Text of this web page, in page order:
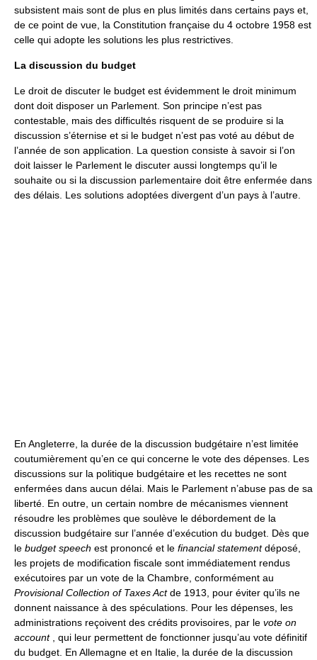
subsistent mais sont de plus en plus limités dans certains pays et,
de ce point de vue, la Constitution française du 4 octobre 1958 est
celle qui adopte les solutions les plus restrictives.
La discussion du budget
Le droit de discuter le budget est évidemment le droit minimum
dont doit disposer un Parlement. Son principe n’est pas
contestable, mais des difficultés risquent de se produire si la
discussion s’éternise et si le budget n’est pas voté au début de
l’année de son application. La question consiste à savoir si l’on
doit laisser le Parlement le discuter aussi longtemps qu’il le
souhaite ou si la discussion parlementaire doit être enfermée dans
des délais. Les solutions adoptées divergent d’un pays à l’autre.
En Angleterre, la durée de la discussion budgétaire n’est limitée
coutumièrement qu’en ce qui concerne le vote des dépenses. Les
discussions sur la politique budgétaire et les recettes ne sont
enfermées dans aucun délai. Mais le Parlement n’abuse pas de sa
liberté. En outre, un certain nombre de mécanismes viennent
résoudre les problèmes que soulève le débordement de la
discussion budgétaire sur l’année d’exécution du budget. Dès que
le budget speech est prononcé et le financial statementdéposé,
les projets de modification fiscale sont immédiatement rendus
exécutoires par un vote de la Chambre, conformément au
Provisional Collection of Taxes Actde 1913, pour éviter qu’ils ne
donnent naissance à des spéculations. Pour les dépenses, les
administrations reçoivent des crédits provisoires, par le vote on
account, qui leur permettent de fonctionner jusqu’au vote définitif
du budget. En Allemagne et en Italie, la durée de la discussion